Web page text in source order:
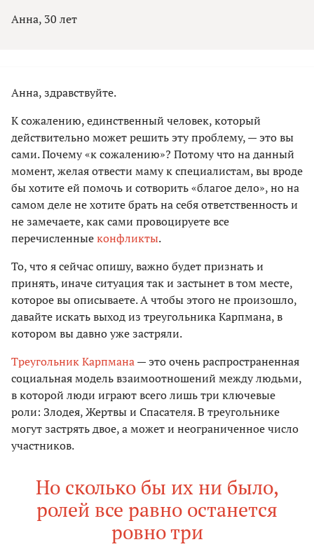
Анна, 30 лет
Анна, здравствуйте.
К сожалению, единственный человек, который
действительно может решить эту проблему, — это вы
сами. Почему «к сожалению»? Потому что на данный
момент, желая отвести маму к специалистам, вы вроде
бы хотите ей помочь и сотворить «благое дело», но на
самом деле не хотите брать на себя ответственность и
не замечаете, как сами провоцируете все
перечисленныеконфликты.
То, что я сейчас опишу, важно будет признать и
принять, иначе ситуация так и застынет в том месте,
которое вы описываете. А чтобы этого не произошло,
давайте искать выход из треугольника Карпмана, в
котором вы давно уже застряли.
Треугольник Карпмана— это очень распространенная
социальная модель взаимоотношений между людьми,
в которой люди играют всего лишь три ключевые
роли: Злодея, Жертвы и Спасателя. В треугольнике
могут застрять двое, а может и неограниченное число
участников.
Но сколько бы их ни было,
ролей все равно останется
ровно три